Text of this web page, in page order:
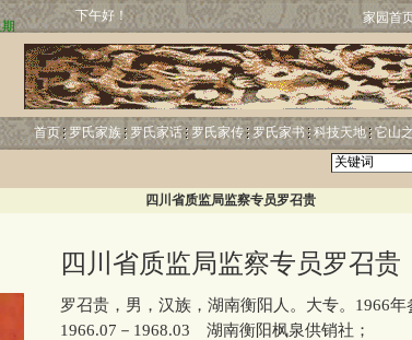
下午好！ 家园首
首页 罗氏家族 罗氏家话 罗氏家传 罗氏家书 科技天地 它山
四川省质监局监察专员罗召贵
四川省质监局监察专员罗召贵
罗召贵，男，汉族，湖南衡阳人。大专。1966年
1966.07－1968.03 湖南衡阳枫泉供销社；